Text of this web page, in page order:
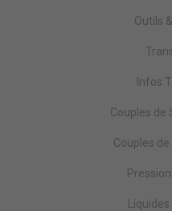
Outils
Infos
Couples de
Couples